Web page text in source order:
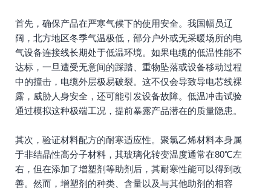
首先，确保产品在严寒气候下的使用安全。我国幅员辽
阔，北方地区冬季气温极低，部分户外或无采暖场所的电
气设备连接线长期处于低温环境。如果电缆的低温性能不
达标，一旦遭受无意间的踩踏、重物坠落或设备移动过程
中的撞击，电缆外层极易破裂。这不仅会导致导电芯线裸
露，威胁人身安全，还可能引发设备故障。低温冲击试验
通过模拟这种极端工况，提前暴露产品潜在的质量隐患。
其次，验证材料配方的耐寒适应性。聚氯乙烯材料本身属
于非结晶性高分子材料，其玻璃化转变温度通常在80℃左
右，但在添加了增塑剂等助剂后，其耐寒性能可以得到改
善。然而，增塑剂的种类、含量以及与其他助剂的相容